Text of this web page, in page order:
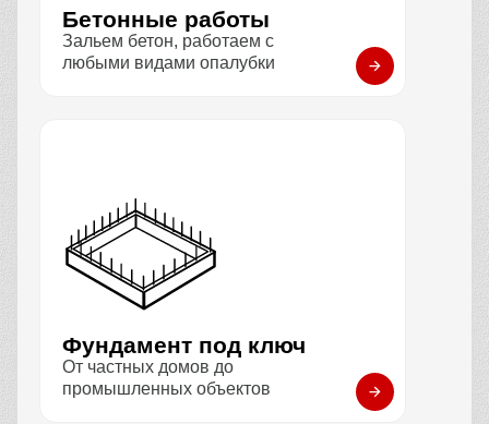
Бетонные работы
Зальем бетон, работаем с
любыми видами опалубки
Фундамент под ключ
От частных домов до
промышленных объектов